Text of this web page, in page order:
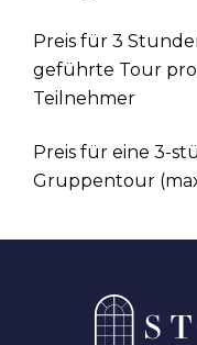
Preis für 3
geführte Tour pro
Teilnehmer
Preis für eine 3-
Gruppentour